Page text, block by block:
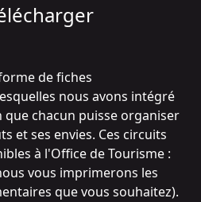
de fiches
nous avons intégré
chacun puisse organiser
et ses envies. Ces circuits
à l'Office de Tourisme :
vous imprimerons les
que vous souhaitez).